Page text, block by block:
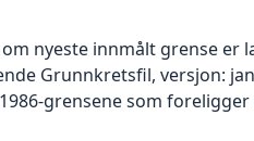
nyeste innmålt grense er
Grunnkretsfil, versjon:
grensene som